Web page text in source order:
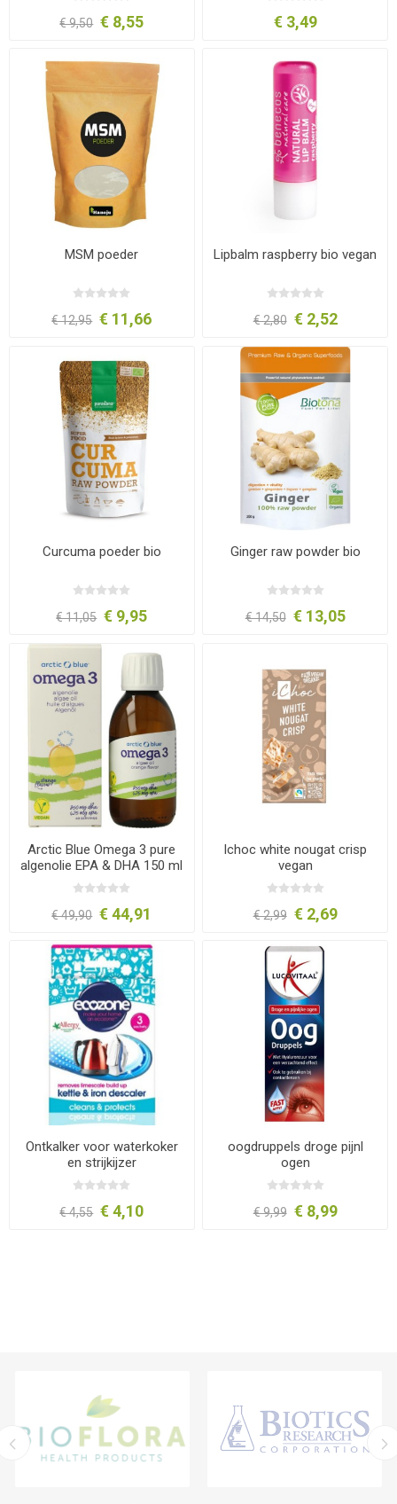
€ 9,50 € 8,55 € 3,49
MSM poeder
€ 12,95 € 11,66
Lipbalm raspberry bio vegan
€ 2,80 € 2,52
Curcuma poeder bio
€ 11,05 € 9,95
Ginger raw powder bio
€ 14,50 € 13,05
Arctic Blue Omega 3 pure
algenolie EPA & DHA 150 ml
€ 49,90 € 44,91
Ichoc white nougat crisp
vegan
€ 2,99 € 2,69
Ontkalker voor waterkoker
en strijkijzer
€ 4,55 € 4,10
oogdruppels droge pijnl
ogen
€ 9,99 € 8,99